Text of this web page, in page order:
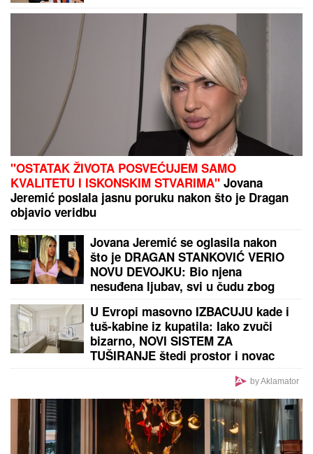
"OSTATAK ŽIVOTA POSVEĆUJEM SAMO
KVALITETU I ISKONSKIM STVARIMA" Jovana
Jeremić poslala jasnu poruku nakon što je Dragan
objavio veridbu
Jovana Jeremić se oglasila nakon
što je DRAGAN STANKOVIĆ VERIO
NOVU DEVOJKU: Bio njena
nesuđena ljubav, svi u čudu zbog
U Evropi masovno IZBACUJU kade i
tuš-kabine iz kupatila: Iako zvuči
bizarno, NOVI SISTEM ZA
TUŠIRANJE štedi prostor i novac
by Aklamator